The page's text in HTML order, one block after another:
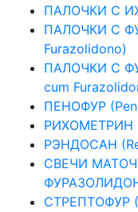
ПАЛОЧКИ С
ПАЛОЧКИ С
Furazolidono)
ПАЛОЧКИ С
cum
ПЕНОФУР
РИХОМЕТРИН
РЭНДОСАН
СВЕЧИ
СТРЕПТОФУР